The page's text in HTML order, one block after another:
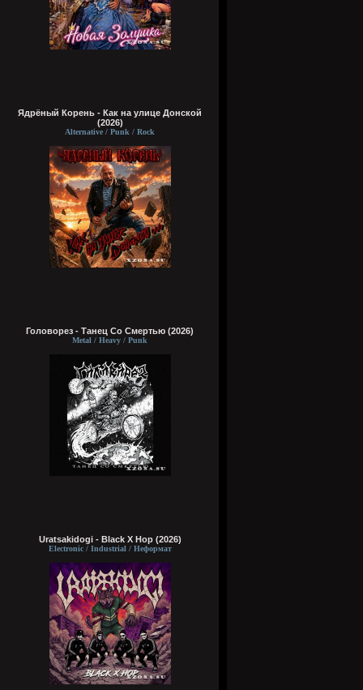
Ядрёный Корень - Как на улице Донской
(2026)
Alternative / Punk / Rock
Головорез - Tанец Со Смертью (2026)
Metal / Heavy / Punk
Uratsakidogi - Black X Hop (2026)
Electronic / Industrial / Неформат